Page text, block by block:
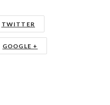
TWITTER
GOOGLE +